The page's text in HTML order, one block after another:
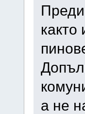
както
а не